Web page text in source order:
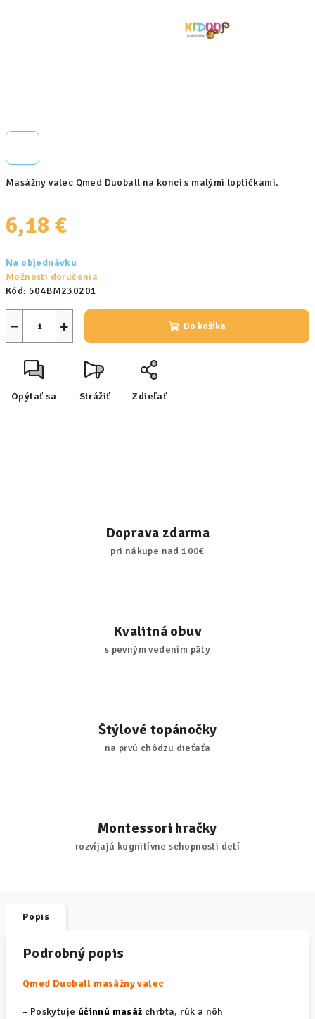
Masážny valec Qmed Duoball na konci s malými loptičkami.
6,18 €
cena:
Na objednávku
Možnosti doručenia
Kód: 504BM230201
+
− Do košíka
Opýtať sa Strážiť Zdieľať
Doprava zdarma
pri nákupe nad 100€
Kvalitná obuv
s pevným vedením päty
Štýlové topánočky
na prvú chôdzu dieťaťa
Montessori hračky
rozvíjajú kognitívne schopnosti detí
Popis
Podrobný popis
Qmed Duoball masážny valec
– Poskytuje účinnú masáž chrbta, rúk a nôh